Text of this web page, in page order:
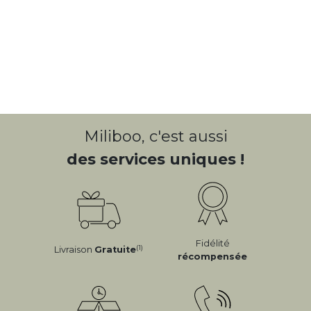
Miliboo, c'est aussi
des services uniques !
Livraison Gratuite(1)
Fidélité
récompensée